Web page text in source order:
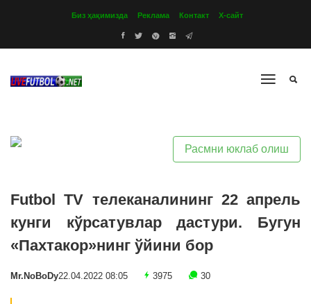
Биз ҳақимизда Реклама Контакт Х-сайт
Расмни юклаб олиш
Futbol TV телеканалининг 22 апрель
кунги кўрсатувлар дастури. Бугун
«Пахтакор»нинг ўйини бор
Mr.NoBoDy22.04.2022 08:05 3975 30